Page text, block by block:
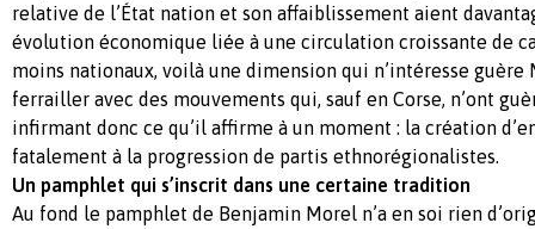
relative de l’État nation et son affaiblissement aient
évolution économique liée à une circulation croissante de
moins nationaux, voilà une dimension qui n’intéresse
ferrailler avec des mouvements qui, sauf en Corse, n’ont
infirmant donc ce qu’il affirme à un moment : la création
fatalement à la progression de partis ethnorégionalistes.
Un pamphlet qui s’inscrit dans une certaine tradition
Au fond le pamphlet de Benjamin Morel n’a en soi rien